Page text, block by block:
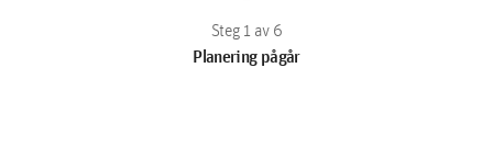
Planering pågår